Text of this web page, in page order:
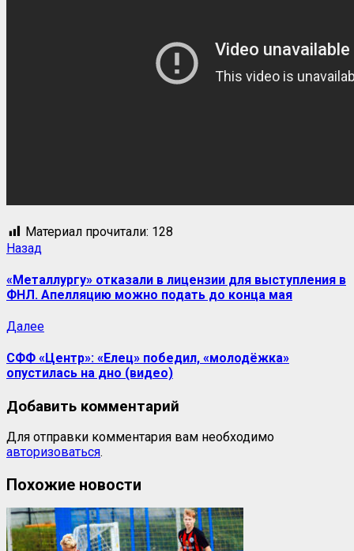
Материал прочитали: 128
Навигация
записи
Назад
«Металлургу» отказали в лицензии для выступления в
ФНЛ. Апелляцию можно подать до конца мая
ДалееСледующая
СФФ «Центр»: «Елец» победил, «молодёжка»
опустилась на дно (видео)
Добавить комментарий
Для отправки комментария вам необходимо
авторизоваться.
Похожие новости